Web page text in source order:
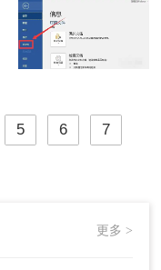
5 6 7
更多 >